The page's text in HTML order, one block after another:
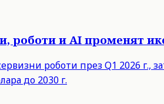
роботи и AI променят
роботи през Q1 2026 г.,
до 2030 г.